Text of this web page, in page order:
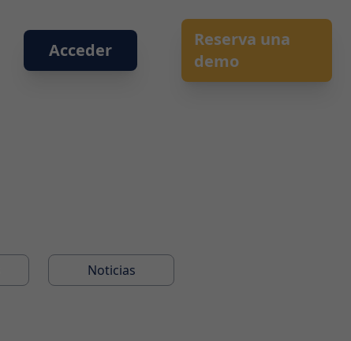
Acceder
Reserva una
demo
Noticias